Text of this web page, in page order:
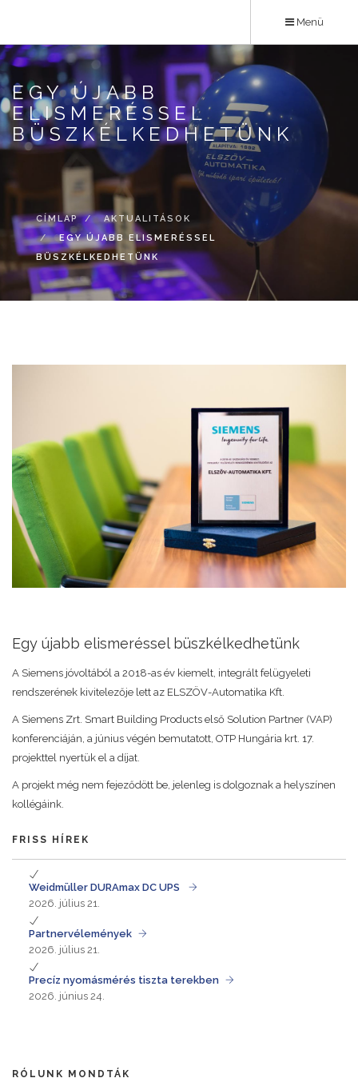
tartalomra
Menü
EGY ÚJABB
ELISMERÉSSEL
BÜSZKÉLKEDHETÜNK
CÍMLAP
AKTUALITÁSOK
EGY ÚJABB ELISMERÉSSEL
BÜSZKÉLKEDHETÜNK
Egy újabb elismeréssel büszkélkedhetünk
A Siemens jóvoltából a 2018-as év kiemelt, integrált felügyeleti
rendszerének kivitelezője lett az ELSZÖV-Automatika Kft.
A Siemens Zrt. Smart Building Products első Solution Partner (VAP)
konferenciáján, a június végén bemutatott, OTP Hungária krt. 17.
projekttel nyertük el a díjat.
A projekt még nem fejeződött be, jelenleg is dolgoznak a helyszínen
kollégáink.
FRISS HÍREK
Weidmüller DURAmax DC UPS
2026. július 21.
Partnervélemények
2026. július 21.
Precíz nyomásmérés tiszta terekben
2026. június 24.
RÓLUNK MONDTÁK